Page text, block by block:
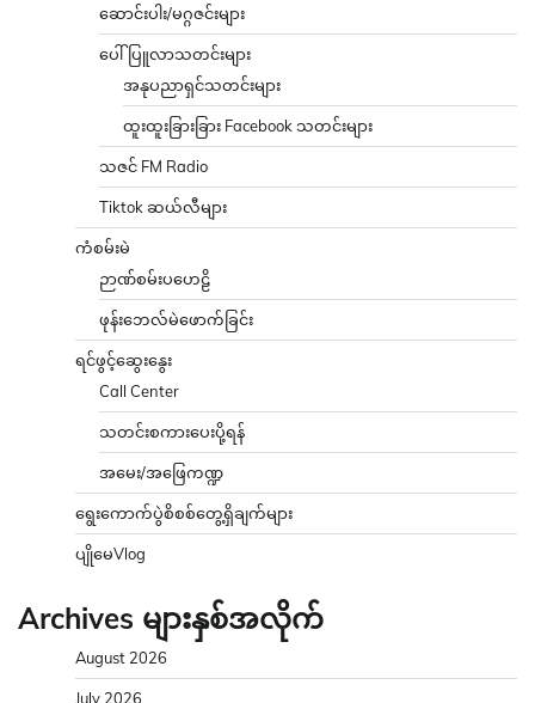
ဆောင်းပါး/မဂ္ဂဇင်းများ
ပေါ်ပြူလာသတင်းများ
အနုပညာရှင်သတင်းများ
ထူးထူးခြားခြား Facebook သတင်းများ
သဇင် FM Radio
Tiktok ဆယ်လီများ
ကံစမ်းမဲ
ဉာဏ်စမ်းပဟေဠိ
ဖုန်းဘေလ်မဲဖောက်ခြင်း
ရင်ဖွင့်ဆွေးနွေး
Call Center
သတင်းစကားပေးပို့ရန်
အမေး/အဖြေကဏ္ဍ
ရွေးကောက်ပွဲစိစစ်တွေ့ရှိချက်များ
ပျိုမေVlog
Archives များနှစ်အလိုက်
August 2026
July 2026